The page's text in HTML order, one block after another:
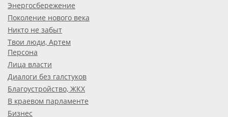
Энергосбережение
Поколение нового века
Никто не забыт
Твои люди, Артем
Персона
Лица власти
Диалоги без галстуков
Благоустройство, ЖКХ
В краевом парламенте
Бизнес